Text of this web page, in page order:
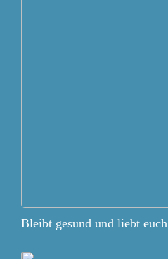
Bleibt gesund und liebt euch